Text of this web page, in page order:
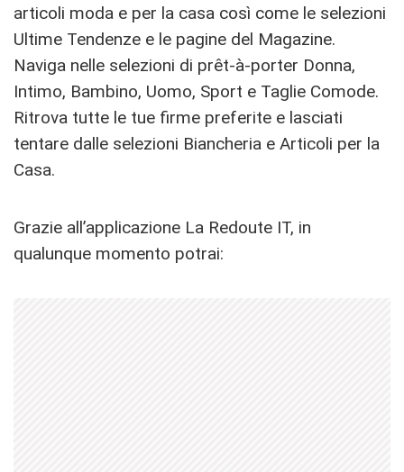
articoli moda e per la casa così come le selezioni
Ultime Tendenze e le pagine del Magazine.
Naviga nelle selezioni di prêt-à-porter Donna,
Intimo, Bambino, Uomo, Sport e Taglie Comode.
Ritrova tutte le tue firme preferite e lasciati
tentare dalle selezioni Biancheria e Articoli per la
Casa.
Grazie all’applicazione La Redoute IT, in
qualunque momento potrai: